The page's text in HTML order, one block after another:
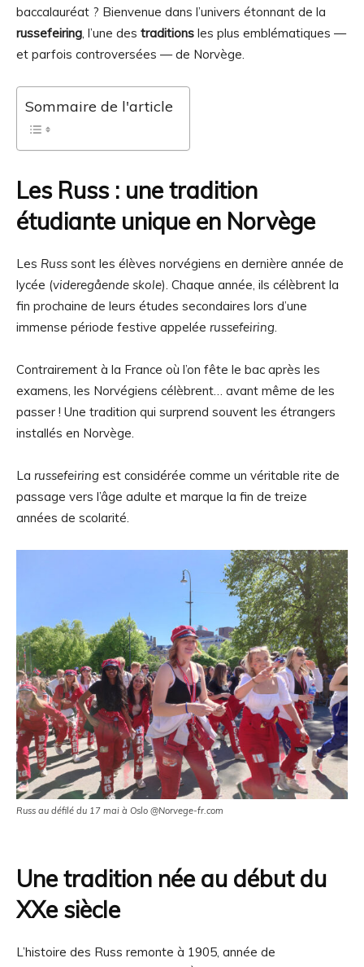
baccalauréat ? Bienvenue dans l’univers étonnant de la
russefeiring, l’une des traditions les plus emblématiques —
et parfois controversées — de Norvège.
Sommaire de l'article
Les Russ : une tradition
étudiante unique en Norvège
Les Russ sont les élèves norvégiens en dernière année de
lycée (videregående skole). Chaque année, ils célèbrent la
fin prochaine de leurs études secondaires lors d’une
immense période festive appelée russefeiring.
Contrairement à la France où l’on fête le bac après les
examens, les Norvégiens célèbrent… avant même de les
passer ! Une tradition qui surprend souvent les étrangers
installés en Norvège.
La russefeiring est considérée comme un véritable rite de
passage vers l’âge adulte et marque la fin de treize
années de scolarité.
Russ au défilé du 17 mai à Oslo @Norvege-fr.com
Une tradition née au début du
XXe siècle
L’histoire des Russ remonte à 1905, année de